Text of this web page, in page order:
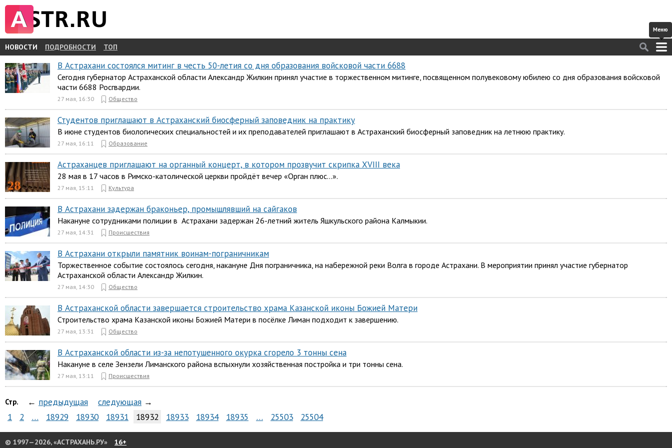
НОВОСТИ ПОДРОБНОСТИ ТОП
В Астрахани состоялся митинг в честь 50-летия со дня образования войсковой части 6688
Сегодня губернатор Астраханской области Александр Жилкин принял участие в торжественном митинге, посвященном полувековому юбилею со дня образования войсковой
части 6688 Росгвардии.
27 мая, 16:30 Общество
Студентов приглашают в Астраханский биосферный заповедник на практику
В июне студентов биологических специальностей и их преподавателей приглашают в Астраханский биосферный заповедник на летнюю практику.
27 мая, 16:11 Образование
Астраханцев приглашают на органный концерт, в котором прозвучит скрипка XVIII века
28 мая в 17 часов в Римско-католической церкви пройдёт вечер «Орган плюс…».
27 мая, 15:11 Культура
В Астрахани задержан браконьер, промышлявший на сайгаков
Накануне сотрудниками полиции в Астрахани задержан 26-летний житель Яшкульского района Калмыкии.
27 мая, 14:31 Происшествия
В Астрахани открыли памятник воинам-пограничникам
Торжественное событие состоялось сегодня, накануне Дня пограничника, на набережной реки Волга в городе Астрахани. В мероприятии принял участие губернатор
Астраханской области Александр Жилкин.
27 мая, 14:30 Общество
В Астраханской области завершается строительство храма Казанской иконы Божией Матери
Строительство храма Казанской иконы Божией Матери в посёлке Лиман подходит к завершению.
27 мая, 13:31 Общество
В Астраханской области из-за непотушенного окурка сгорело 3 тонны сена
Накануне в селе Зензели Лиманского района вспыхнули хозяйственная постройка и три тонны сена.
27 мая, 13:11 Происшествия
Стр. ← предыдущая следующая →
1
2 … 18929 18930 18931 18932 18933 18934 18935 … 25503 25504
© 1997—2026, «АСТРАХАНЬ.РУ» 16+